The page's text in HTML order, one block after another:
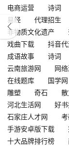
电商运营 诗词
易经
代理招生
非物质文化遗产
戏曲下载
抖音
成语故事
诗词
云南旅游网
网
在线题库
国学网
雕塑
奇石
河北生活网
好
石家庄人才网
手游安卓版下载
十大品牌排行榜